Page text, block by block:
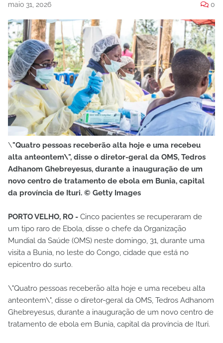
maio 31, 2026 0
\"Quatro pessoas receberão alta hoje e uma recebeu
alta anteontem\", disse o diretor-geral da OMS, Tedros
Adhanom Ghebreyesus, durante a inauguração de um
novo centro de tratamento de ebola em Bunia, capital
da província de Ituri. © Getty Images
PORTO VELHO, RO - Cinco pacientes se recuperaram de
um tipo raro de Ebola, disse o chefe da Organização
Mundial da Saúde (OMS) neste domingo, 31, durante uma
visita a Bunia, no leste do Congo, cidade que está no
epicentro do surto.
\"Quatro pessoas receberão alta hoje e uma recebeu alta
anteontem\", disse o diretor-geral da OMS, Tedros Adhanom
Ghebreyesus, durante a inauguração de um novo centro de
tratamento de ebola em Bunia, capital da província de Ituri.